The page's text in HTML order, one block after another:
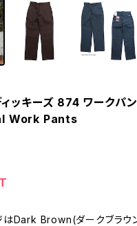
ッキーズ 874 ワークパ
Work Pants
Dark Brown(ダークブラウ